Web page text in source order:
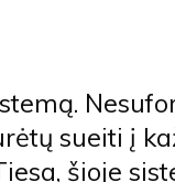
sueiti į
šioje